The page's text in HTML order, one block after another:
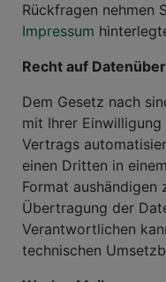
Rückfragen nehmen
Impressum
Recht auf
Dem Gesetz nach
mit Ihrer
Vertrags
einen Dritten in
Format aushändigen
Übertragung der
Verantwortlichen
technischen